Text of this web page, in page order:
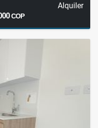
Alquiler
COP